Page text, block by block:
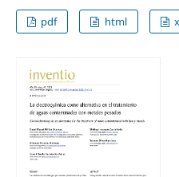
pdf
html